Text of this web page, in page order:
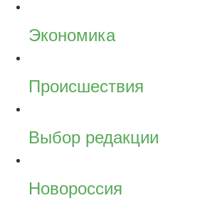
Экономика
Происшествия
Выбор редакции
Новороссия